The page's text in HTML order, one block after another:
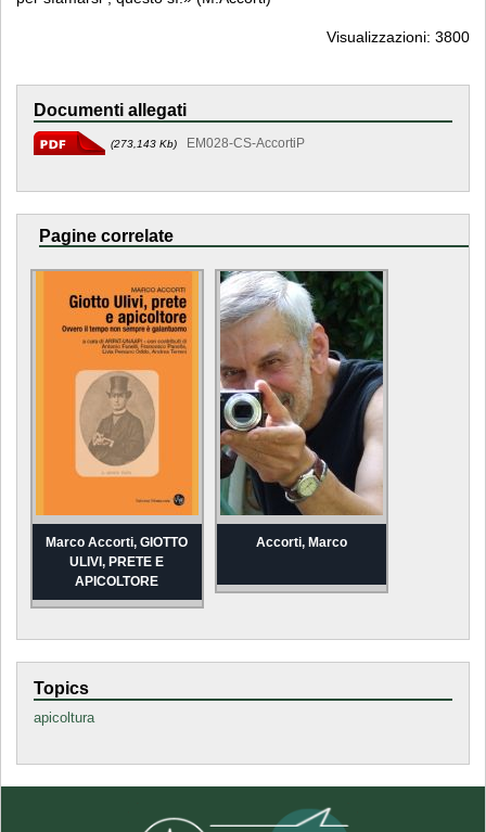
Visualizzazioni: 3800
Documenti allegati
(273,143 Kb) EM028-CS-AccortiP
Pagine correlate
Marco Accorti, GIOTTO
ULIVI, PRETE E
APICOLTORE
Accorti, Marco
Topics
apicoltura